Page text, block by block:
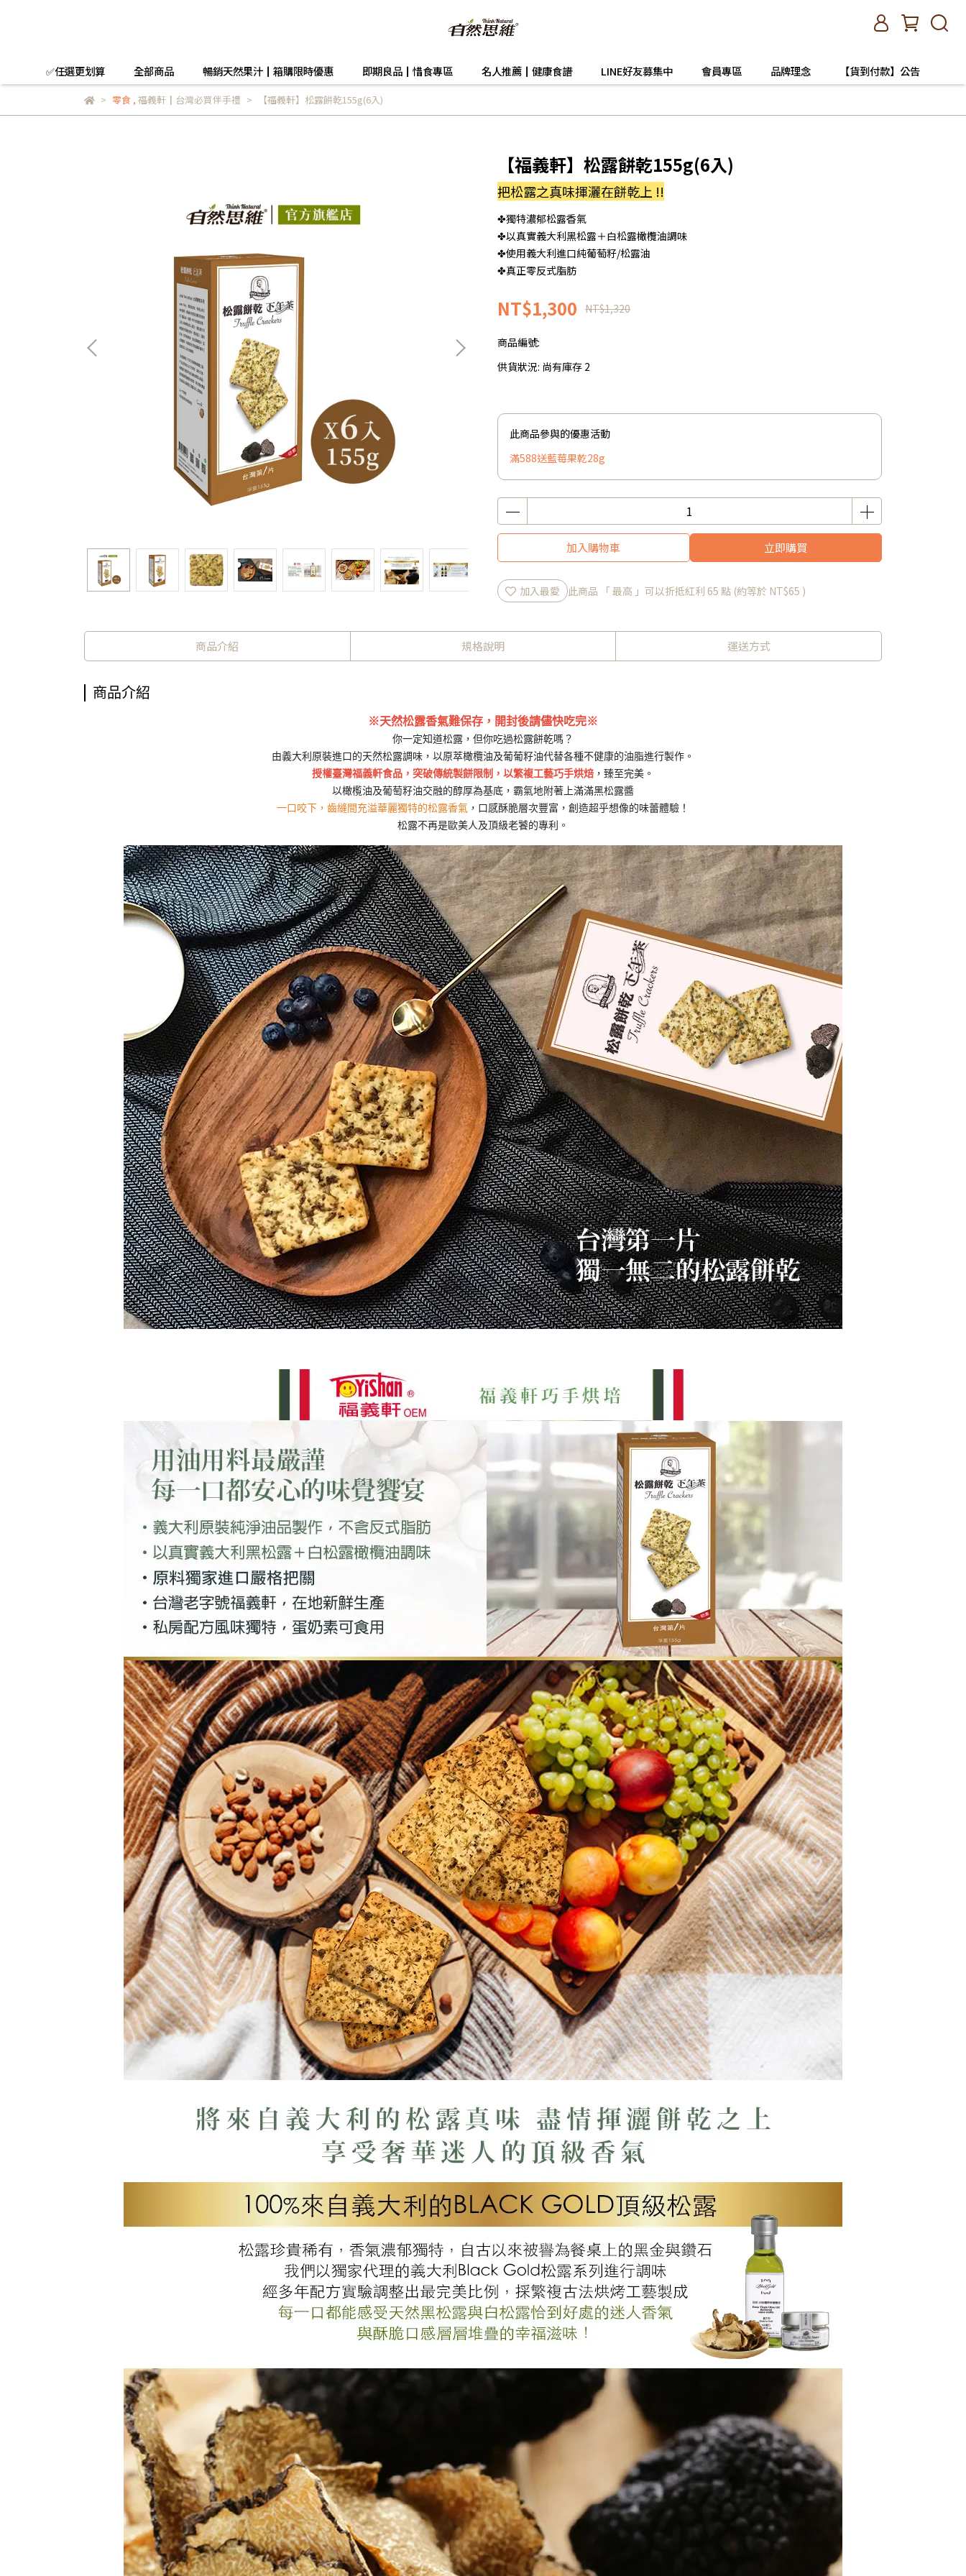
✅任選更划算 全部商品 暢銷天然果汁┃箱購限時優惠 即期良品┃惜食專區 名人推薦┃健康食譜 LINE好友募集中 會員專區 品牌理念 【貨到付款】公告
零食, 福義軒┃台灣必買伴手禮 【福義軒】松露餅乾155g(6入)
【福義軒】松露餅乾155g(6入)
把松露之真味揮灑在餅乾上 !!
✤獨特濃郁松露香氣
✤以真實義大利黑松露＋白松露橄欖油調味
✤使用義大利進口純葡萄籽/松露油
✤真正零反式脂肪
NT$1,300 NT$1,320
商品編號:
供貨狀況: 尚有庫存 2
此商品參與的優惠活動
滿588送藍莓果乾28g
加入購物車 立即購買
加入最愛 此商品 「 最高 」可以折抵紅利 65 點 (約等於 NT$65 )
商品介紹 規格說明 運送方式
商品介紹
※天然松露香氣難保存， 開封後請儘快吃完※
你一定知道松露，但你吃過松露餅乾嗎？
由義大利原裝進口的天然松露調味，以原萃橄欖油及葡葡籽油代替各種不健康的油脂進行製作。
授權臺灣福義軒食品，突破傳統製餅限制，以繁複工藝巧手烘焙 ，臻至完美。
以橄㰖油及葡萄籽油交融的醇厚為基底，霸氣地附著上滿滿黑松露醬
一口咬下，齒縫間充溢華麗獨特的松露香氣 ，口感酥脆層次豐富，創造超乎想像的味蕾體驗！
松露不再是歐美人及頂級老饕的專利。